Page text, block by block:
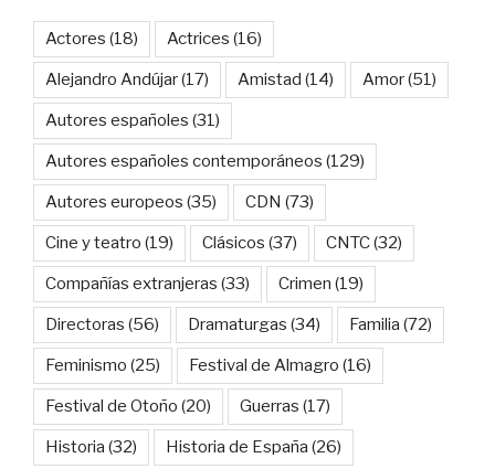
Actores (18) Actrices (16)
Alejandro Andújar(17) Amistad (14) Amor(51)
Autores españoles (31)
Autores españoles contemporáneos (129)
Autores europeos (35) CDN (73)
Cine y teatro (19) Clásicos (37) CNTC(32)
Compañías extranjeras (33) Crimen (19)
Directoras (56) Dramaturgas (34) Familia (72)
Feminismo (25) Festival de Almagro (16)
Festival de Otoño (20) Guerras (17)
Historia (32) Historia de España (26)